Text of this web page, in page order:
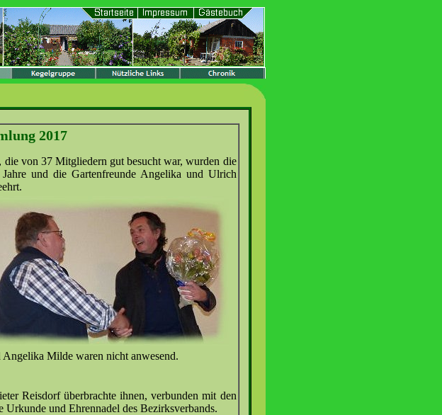
2017
von 37 Mitgliedern gut besucht war, wurden die
und die Gartenfreunde Angelika und Ulrich
Milde waren nicht anwesend.
Reisdorf überbrachte ihnen, verbunden mit den
Urkunde und Ehrennadel des Bezirksverbands.